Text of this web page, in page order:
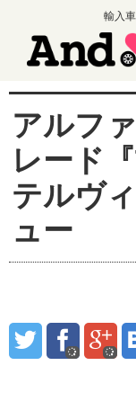
輸入
アルフ
レード
テルヴ
ュー